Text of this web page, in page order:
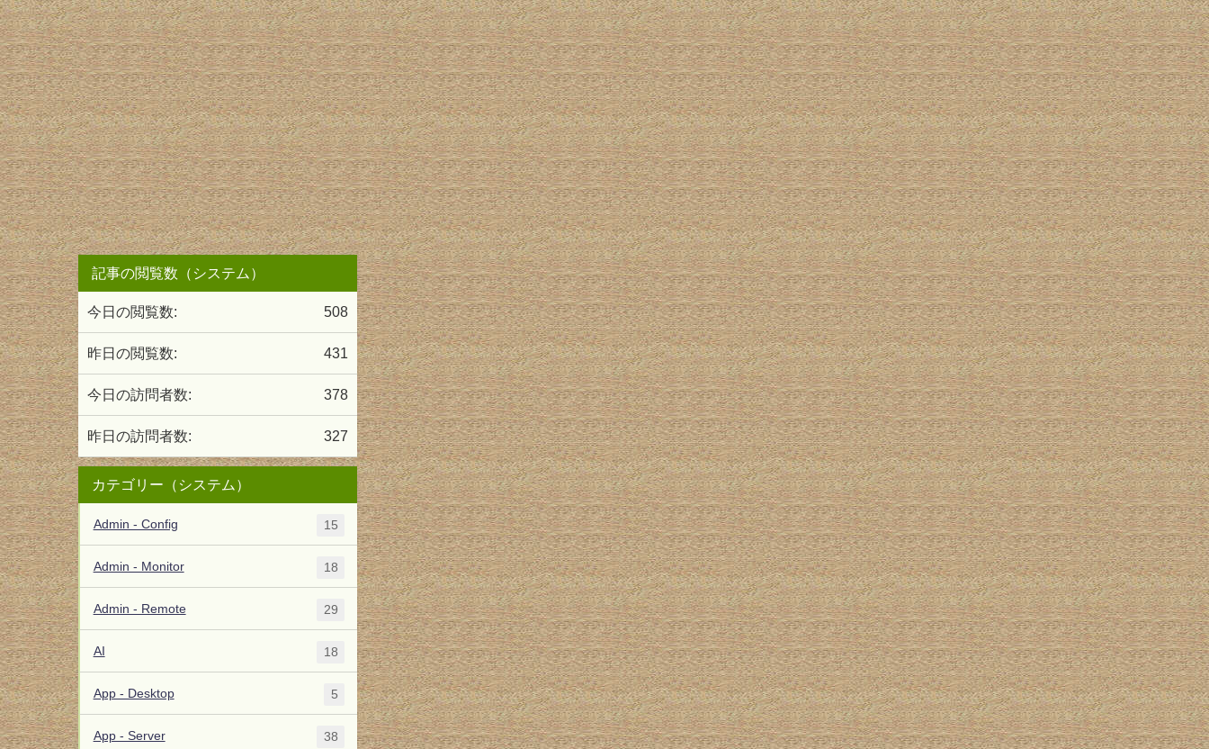
記事の閲覧数（システム）
508
今日の閲覧数:
431
昨日の閲覧数:
378
今日の訪問者数:
327
昨日の訪問者数:
カテゴリー（システム）
Admin - Config 15
Admin - Monitor 18
Admin - Remote 29
AI 18
App - Desktop 5
App - Server 38